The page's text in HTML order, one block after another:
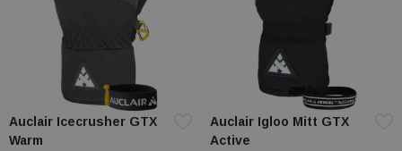
Auclair Icecrusher GTX
Warm
Auclair Igloo Mitt GTX
Active